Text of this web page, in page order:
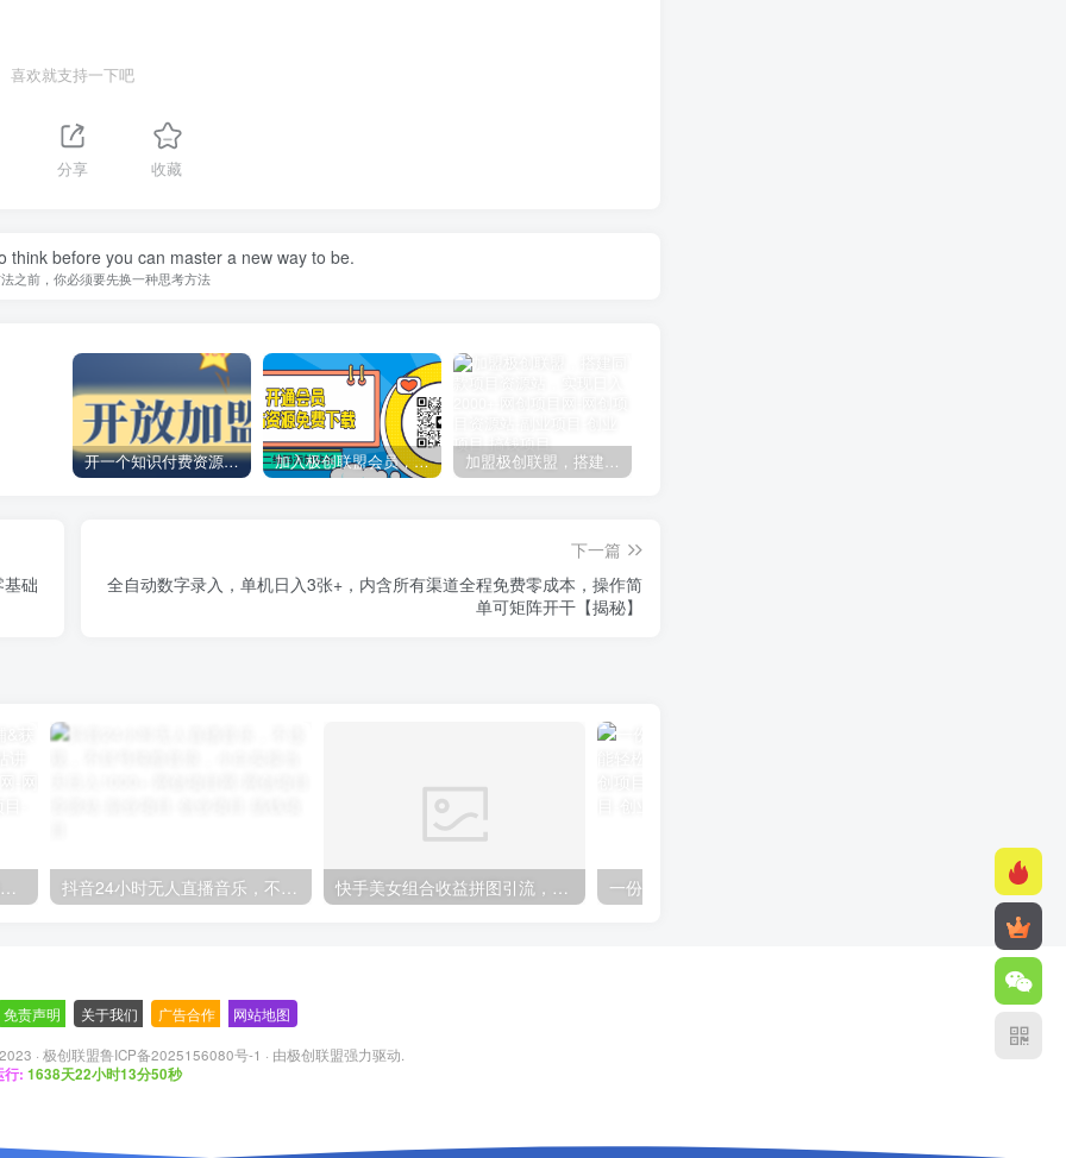
喜欢就支持一下吧
分享 收藏
think before you can master a new way to be.
之前，你必须要先换一种思考方法
开一个知识付费资源网站，小白也能日入1000+ 加入极创联盟会员，全站资源免费学习。 加盟极创联盟，搭建同款项目资源站，实现日入2000+
础
下一篇
全自动数字录入，单机日入3张+，内含所有渠道全程免费零成本，操作简
单可矩阵开干【揭秘】
【阿里国际站】打造Top店铺&获得优质询盘客户，​95%的国际站讲师不会说的运营技巧 快手美女组合收益拼图引流，创业粉玩法，单日引流50+
免责声明 关于我们 广告合作 网站地图
· 极创联盟鲁ICP备2025156080号-1 · 由极创联盟强力驱动.
行: 1638天22小时13分51秒